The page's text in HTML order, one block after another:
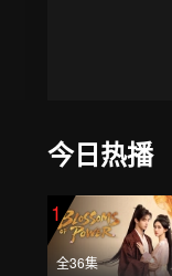
今日热播
1
全36集